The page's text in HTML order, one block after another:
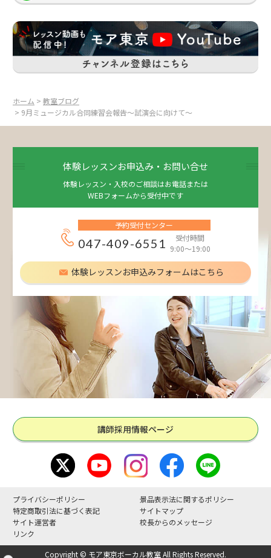
ホーム > 教室ブログ
> 9月ミュージカル合同練習会報告～試演会に向けて～
体験レッスンお申込み・お問い合せ
体験レッスン・入校のご相談はお電話または
WEBフォームから受付中です
予約受付センター
047-409-6551
受付時間
9:00～19:00
体験レッスンお申込みフォームはこちら
講師採用情報ページ
プライバシーポリシー
景品表示法に関するポリシー
特定商取引法に基づく表記
サイトマップ
サイト運営者
校長からのメッセージ
リンク
Copyright © モア東京ボーカル教室 All Rights Reserved.